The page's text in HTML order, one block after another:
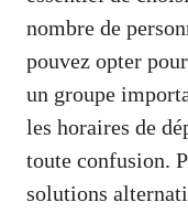
nombre de
pouvez opter
un groupe
les horaires de
toute confusion.
solutions